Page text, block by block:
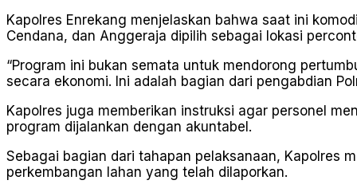
Kapolres Enrekang menjelaskan bahwa saat ini
Cendana, dan Anggeraja dipilih sebagai lokasi
“Program ini bukan semata untuk mendorong
secara ekonomi. Ini adalah bagian dari pengabdian
Kapolres juga memberikan instruksi agar personel
program dijalankan dengan akuntabel.
Sebagai bagian dari tahapan pelaksanaan, Kapolres
perkembangan lahan yang telah dilaporkan.